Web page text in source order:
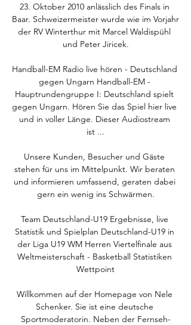
23. Oktober 2010 anlässlich des Finals in
Baar. Schweizermeister wurde wie im Vorjahr
der RV Winterthur mit Marcel Waldispühl
und Peter Jiricek.
Handball-EM Radio live hören - Deutschland
gegen Ungarn Handball-EM -
Hauptrundengruppe I: Deutschland spielt
gegen Ungarn. Hören Sie das Spiel hier live
und in voller Länge. Dieser Audiostream
ist ...
Unsere Kunden, Besucher und Gäste
stehen für uns im Mittelpunkt. Wir beraten
und informieren umfassend, geraten dabei
gern ein wenig ins Schwärmen.
Team Deutschland-U19 Ergebnisse, live
Statistik und Spielplan Deutschland-U19 in
der Liga U19 WM Herren Viertelfinale aus
Weltmeisterschaft - Basketball Statistiken
Wettpoint
Willkommen auf der Homepage von Nele
Schenker. Sie ist eine deutsche
Sportmoderatorin. Neben der Fernseh-